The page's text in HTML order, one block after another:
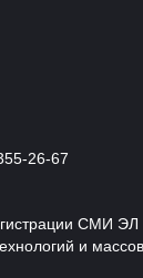
26-67
СМИ
и